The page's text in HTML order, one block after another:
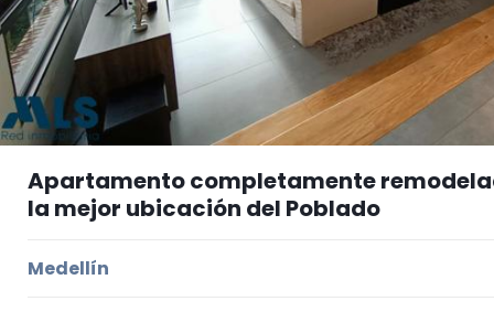
Apartamento completamente
la mejor ubicación del Poblado
Medellín